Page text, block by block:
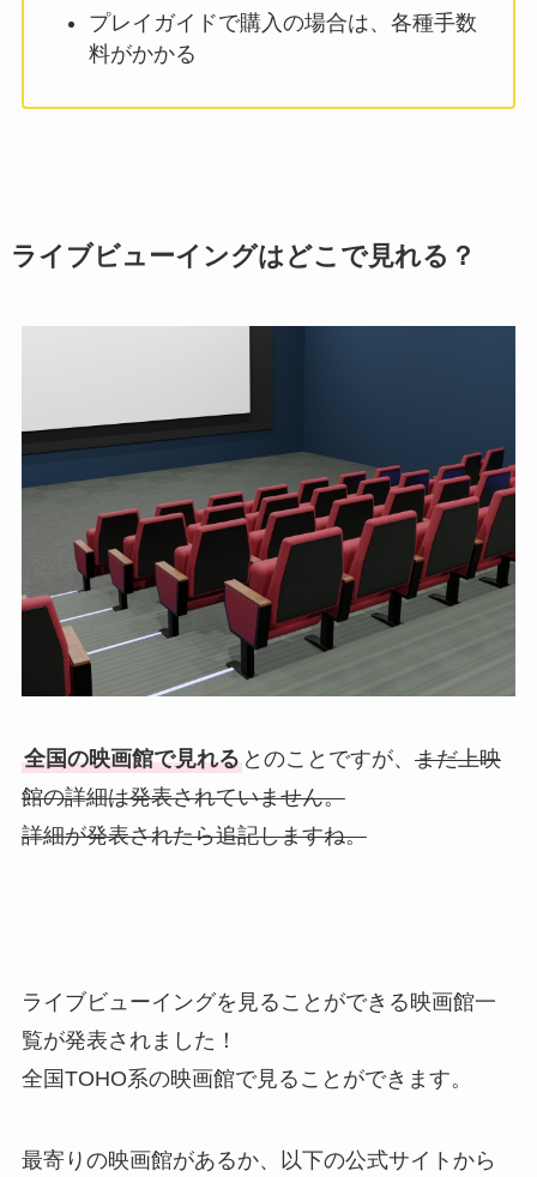
プレイガイドで購入の場合は、各種手数
料がかかる
ライブビューイングはどこで見れる？
全国の映画館で見れるとのことですが、 まだ上映
館の詳細は発表されていません。
詳細が発表されたら追記しますね。
ライブビューイングを見ることができる映画館一
覧が発表されました！
全国TOHO系の映画館で見ることができます。
最寄りの映画館があるか、以下の公式サイトから